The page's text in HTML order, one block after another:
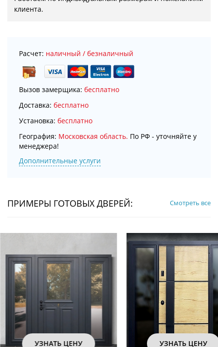
клиента.
Расчет: наличный / безналичный
Вызов замерщика: бесплатно
Доставка: бесплатно
Установка: бесплатно
География: Московская область. По РФ - уточняйте у
менеджера!
Дополнительные услуги
ПРИМЕРЫ ГОТОВЫХ ДВЕРЕЙ: Смотреть все
УЗНАТЬ ЦЕНУ УЗНАТЬ ЦЕНУ